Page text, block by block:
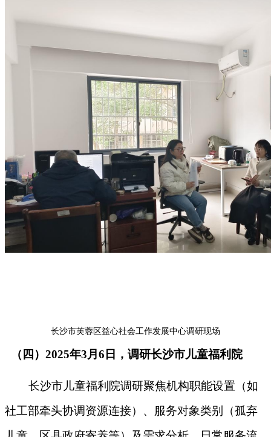
长沙市芙蓉区益心社会工作发展中心调研现场
（四）2025年3月6日，调研长沙市儿童福利院
长沙市儿童福利院调研聚焦机构职能设置（如
社工部牵头协调资源连接）、服务对象类别（孤弃